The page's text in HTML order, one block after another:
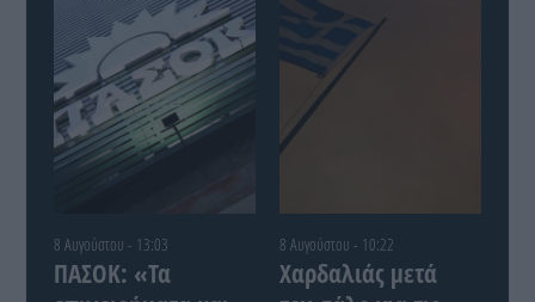
8 Αυγούστου - 13:03
ΠΑΣΟΚ: «Τα
8 Αυγούστου - 10:22
Χαρδαλιάς μετά